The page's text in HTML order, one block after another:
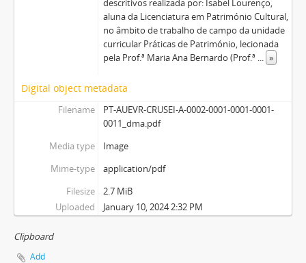
descritivos realizada por: Isabel Lourenço,
aluna da Licenciatura em Património Cultural,
no âmbito de trabalho de campo da unidade
curricular Práticas de Património, lecionada
pela Prof.ª Maria Ana Bernardo (Prof.ª ... »
Digital object metadata
Filename
PT-AUEVR-CRUSEI-A-0002-0001-0001-0001-
0011_dma.pdf
Media type
Image
Mime-type
application/pdf
Filesize
2.7 MiB
Uploaded
January 10, 2024 2:32 PM
Clipboard
Add